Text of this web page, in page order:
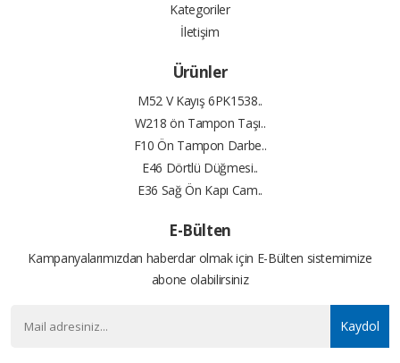
Kategoriler
İletişim
Ürünler
M52 V Kayış 6PK1538..
W218 ön Tampon Taşı..
F10 Ön Tampon Darbe..
E46 Dörtlü Düğmesi..
E36 Sağ Ön Kapı Cam..
E-Bülten
Kampanyalarımızdan haberdar olmak için E-Bülten sistemimize
abone olabilirsiniz
Kaydol